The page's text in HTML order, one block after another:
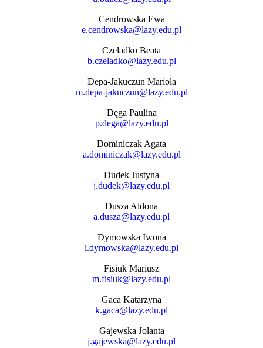
Cendrowska Ewa
e.cendrowska@lazy.edu.pl
Czeladko Beata
b.czeladko@lazy.edu.pl
Depa-Jakuczun Mariola
m.depa-jakuczun@lazy.edu.pl
Dęga Paulina
p.dega@lazy.edu.pl
Dominiczak Agata
a.dominiczak@lazy.edu.pl
Dudek Justyna
j.dudek@lazy.edu.pl
Dusza Aldona
a.dusza@lazy.edu.pl
Dymowska Iwona
i.dymowska@lazy.edu.pl
Fisiuk Mariusz
m.fisiuk@lazy.edu.pl
Gaca Katarzyna
k.gaca@lazy.edu.pl
Gajewska Jolanta
j.gajewska@lazy.edu.pl